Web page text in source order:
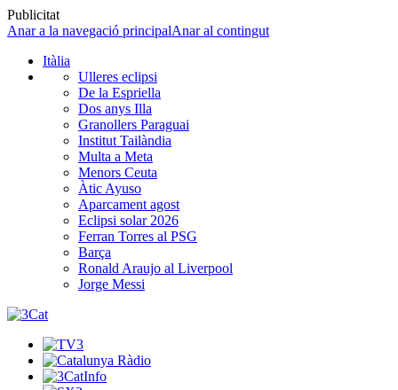
Publicitat
Anar a la navegació principalAnar al contingut
Itàlia
Ulleres eclipsi
De la Espriella
Dos anys Illa
Granollers Paraguai
Institut Tailàndia
Multa a Meta
Menors Ceuta
Àtic Ayuso
Aparcament agost
Eclipsi solar 2026
Ferran Torres al PSG
Barça
Ronald Araujo al Liverpool
Jorge Messi